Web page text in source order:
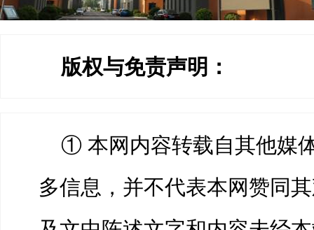
版权与免责声明：
① 本网内容转载自其他媒
多信息，并不代表本网赞同